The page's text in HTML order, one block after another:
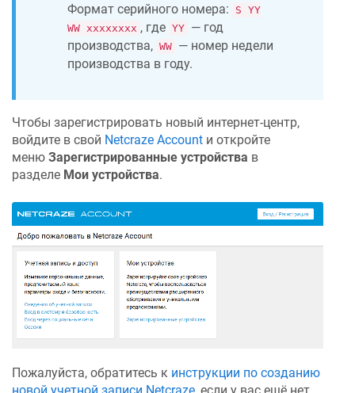
Формат серийного номера:
S YY
WW xxxxxxxx , где YY — год
производства, WW — номер недели
производства в году.
Чтобы зарегистрировать новый интернет-центр,
войдите в свой Netcraze Account и откройте
меню Зарегистрированные устройства в
разделе Мои устройства.
Пожалуйста, обратитесь к инструкции по созданию
новой учетной записи Netcraze, если у вас ещё нет